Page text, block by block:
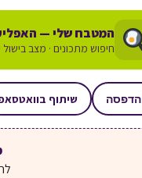
המטבח שלי —
חיפוש מתכונים · מצב
הדפסה שיתוף